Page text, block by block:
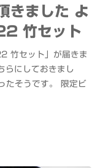
きました よ
竹セット
竹セット」が届きま
らにしておきまし
たそうです。 限定ビ